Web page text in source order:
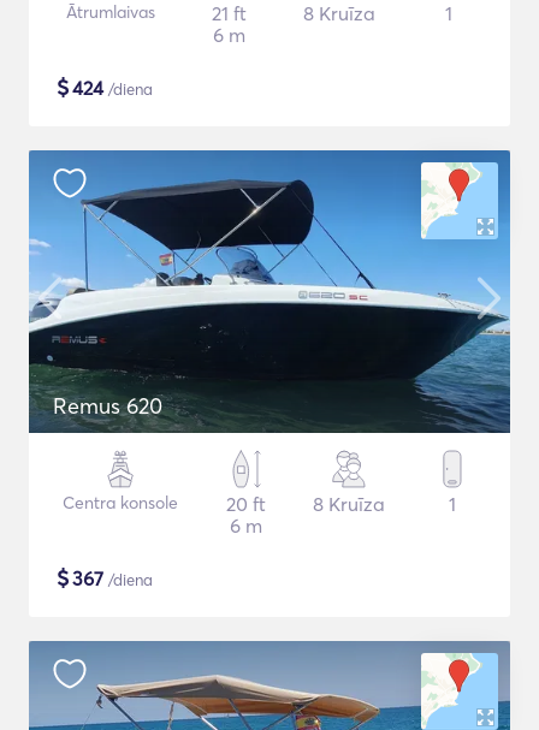
Ātrumlaivas
21 ft
6 m
8 Kruīza 1
$424/diena
Remus 620
Centra konsole
20 ft
6 m
8 Kruīza 1
$367 /diena